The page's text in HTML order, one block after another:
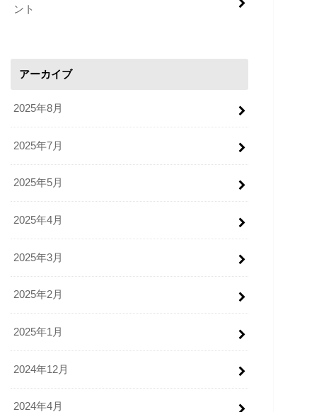
ント
アーカイブ
2025年8月
2025年7月
2025年5月
2025年4月
2025年3月
2025年2月
2025年1月
2024年12月
2024年4月